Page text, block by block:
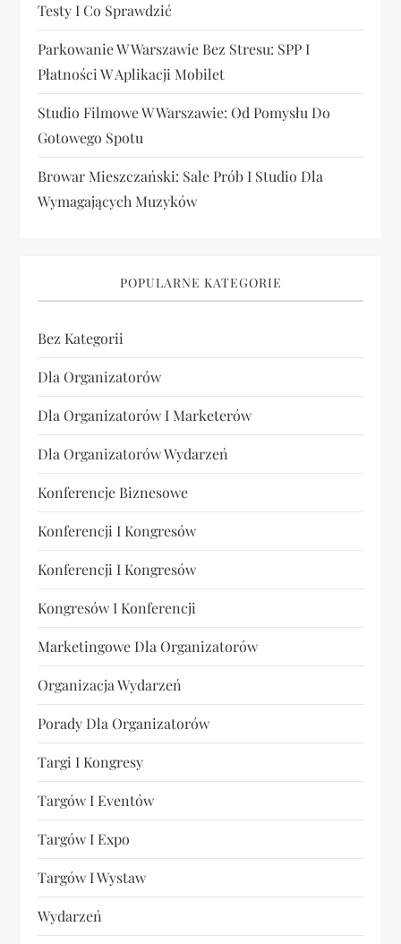
Testy I Co Sprawdzić
Parkowanie W Warszawie Bez Stresu: SPP I
Płatności W Aplikacji Mobilet
Studio Filmowe W Warszawie: Od Pomysłu Do
Gotowego Spotu
Browar Mieszczański: Sale Prób I Studio Dla
Wymagających Muzyków
POPULARNE KATEGORIE
Bez Kategorii
Dla Organizatorów
Dla Organizatorów I Marketerów
Dla Organizatorów Wydarzeń
Konferencje Biznesowe
Konferencji I Kongresów
Konferencji I Kongresów
Kongresów I Konferencji
Marketingowe Dla Organizatorów
Organizacja Wydarzeń
Porady Dla Organizatorów
Targi I Kongresy
Targów I Eventów
Targów I Expo
Targów I Wystaw
Wydarzeń